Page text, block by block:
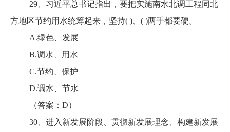
29、习近平总书记指出，要把实施南水北调工程同北
方地区节约用水统筹起来，坚持( )、( )两手都要硬。
A.绿色、发展
B.调水、用水
C.节约、保护
D.调水、节水
（答案：D）
30、进入新发展阶段、贯彻新发展理念、构建新发展